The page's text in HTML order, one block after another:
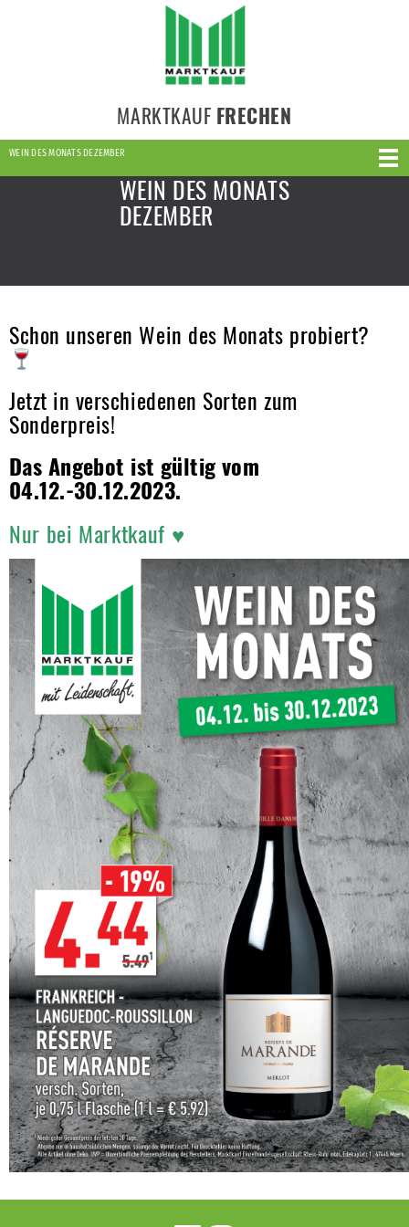
MARKTKAUF FRECHEN
WEIN DES MONATS DEZEMBER
WEIN DES MONATS
DEZEMBER
Schon unseren Wein des Monats probiert?
Jetzt in verschiedenen Sorten zum
Sonderpreis!
Das Angebot ist gültig vom
04.12.-30.12.2023.
Nur bei Marktkauf ♥